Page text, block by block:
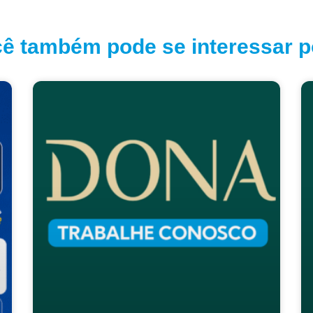
também pode se interessar